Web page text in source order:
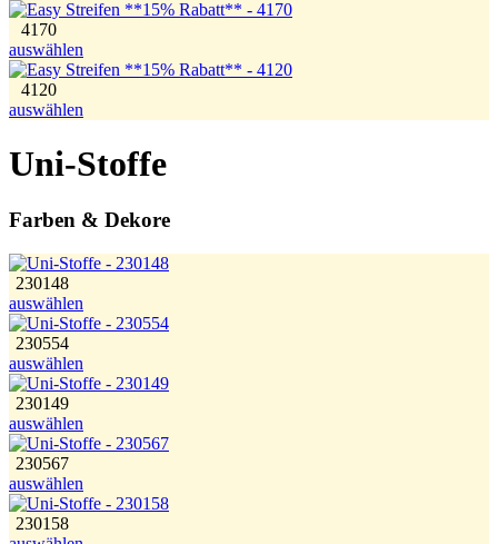
4170
auswählen
4120
auswählen
Uni-Stoffe
Farben & Dekore
230148
auswählen
230554
auswählen
230149
auswählen
230567
auswählen
230158